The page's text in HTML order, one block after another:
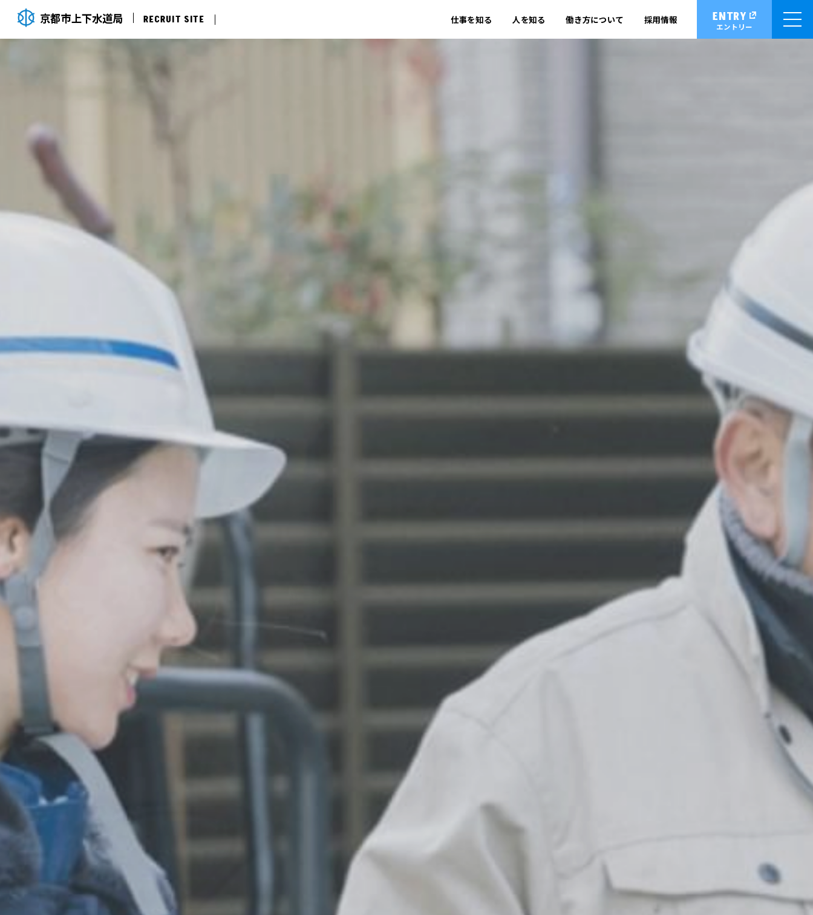
京都市上下水道局 RECRUIT SITE 仕事を知る 人を知る 働き方について 採用情報 ENTRY
エントリー